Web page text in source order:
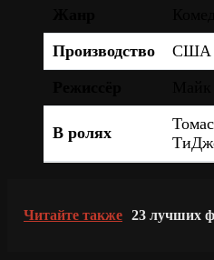
Производство
США
В ролях
Читайте также 23 лучших